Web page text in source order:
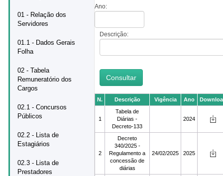
01 - Relação dos
Servidores
01.1 - Dados Gerais
Folha
02 - Tabela
Remuneratório dos
Cargos
02.1 - Concursos
Públicos
02.2 - Lista de
Estagiários
02.3 - Lista de
Prestadores
Ano:
Descrição:
N. Descrição Vigência Ano
1
Tabela de
Diárias -
Decreto-133
2024
2
Decreto
340/2025 -
Regulamento a
concessão de
diárias
24/02/2025 2025